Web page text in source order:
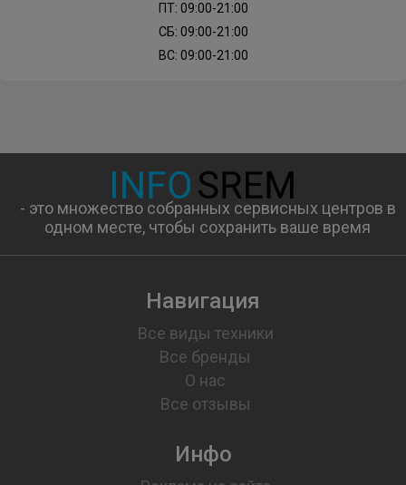
ПТ: 09:00-21:00
СБ: 09:00-21:00
ВС: 09:00-21:00
- это множество собранных сервисных центров в
одном месте, чтобы сохранить ваше время
Навигация
Все виды техники
Все бренды
О нас
Все отзывы
Инфо